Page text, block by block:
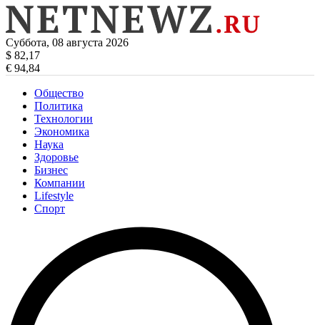
Суббота, 08 августа 2026
$ 82,17
€ 94,84
Общество
Политика
Технологии
Экономика
Наука
Здоровье
Бизнес
Компании
Lifestyle
Спорт